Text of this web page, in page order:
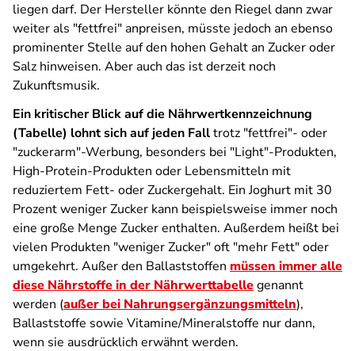
liegen darf. Der Hersteller könnte den Riegel dann zwar
weiter als "fettfrei" anpreisen, müsste jedoch an ebenso
prominenter Stelle auf den hohen Gehalt an Zucker oder
Salz hinweisen. Aber auch das ist derzeit noch
Zukunftsmusik.
Ein kritischer Blick auf die Nährwertkennzeichnung
(Tabelle) lohnt sichauf jeden Falltrotz "fettfrei"- oder
"zuckerarm"-Werbung, besonders bei "Light"-Produkten,
High-Protein-Produkten oder Lebensmitteln mit
reduziertem Fett- oder Zuckergehalt. Ein Joghurt mit 30
Prozent weniger Zucker kann beispielsweise immer noch
eine große Menge Zucker enthalten. Außerdem heißt bei
vielen Produkten "weniger Zucker" oft "mehr Fett" oder
umgekehrt. Außer den Ballaststoffen müssen immer alle
diese Nährstoffe in der Nährwerttabellegenannt
werden (außer bei Nahrungsergänzungsmitteln),
Ballaststoffe sowie Vitamine/Mineralstoffe nur dann,
wenn sie ausdrücklich erwähnt werden.